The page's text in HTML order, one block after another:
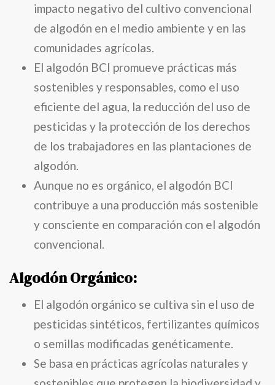
impacto negativo del cultivo convencional
de algodón en el medio ambiente y en las
comunidades agrícolas.
El algodón BCI promueve prácticas más
sostenibles y responsables, como el uso
eficiente del agua, la reducción del uso de
pesticidas y la protección de los derechos
de los trabajadores en las plantaciones de
algodón.
Aunque no es orgánico, el algodón BCI
contribuye a una producción más sostenible
y consciente en comparación con el algodón
convencional.
Algodón Orgánico:
El algodón orgánico se cultiva sin el uso de
pesticidas sintéticos, fertilizantes químicos
o semillas modificadas genéticamente.
Se basa en prácticas agrícolas naturales y